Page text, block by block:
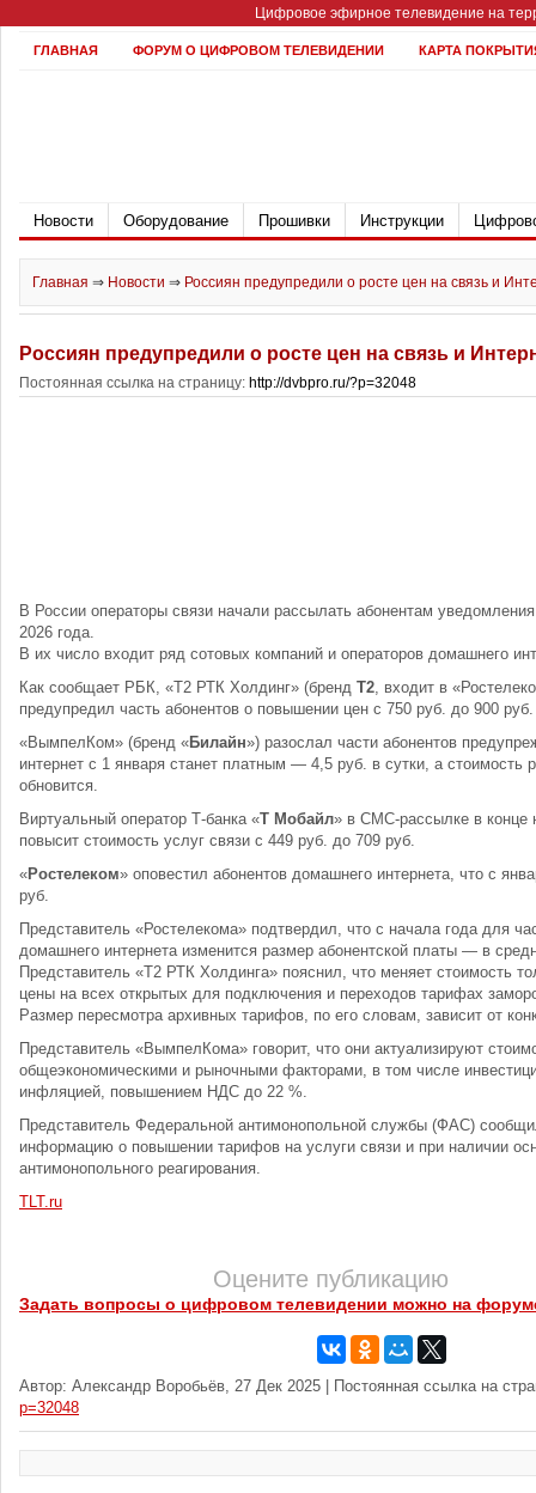
Цифровое эфирное телевидение на
ГЛАВНАЯ ФОРУМ О ЦИФРОВОМ ТЕЛЕВИДЕНИИ КАРТА
Новости Оборудование Прошивки Инструкции
Главная ⇒ Новости ⇒ Россиян предупредили о росте цен на связь и
Россиян предупредили о росте цен на связь и
Постоянная ссылка на страницу: http://dvbpro.ru/?p=32048
В России операторы связи начали рассылать абонентам
2026 года.
В их число входит ряд сотовых компаний и операторов домашнего
Как сообщает РБК, «Т2 РТК Холдинг» (бренд Т2, входит в
предупредил часть абонентов о повышении цен с 750 руб. до 900 руб.
«ВымпелКом» (бренд «Билайн») разослал части абонентов
интернет с 1 января станет платным — 4,5 руб. в сутки, а стоимость
обновится.
Виртуальный оператор Т-банка «Т Мобайл» в СМС-рассылке в конце
повысит стоимость услуг связи с 449 руб. до 709 руб.
«Ростелеком» оповестил абонентов домашнего интернета, что с
руб.
Представитель «Ростелекома» подтвердил, что с начала года для
домашнего интернета изменится размер абонентской платы — в
Представитель «Т2 РТК Холдинга» пояснил, что меняет стоимость
цены на всех открытых для подключения и переходов тарифах
Размер пересмотра архивных тарифов, по его словам, зависит от
Представитель «ВымпелКома» говорит, что они актуализируют
общеэкономическими и рыночными факторами, в том числе
инфляцией, повышением НДС до 22 %.
Представитель Федеральной антимонопольной службы (ФАС)
информацию о повышении тарифов на услуги связи и при наличии
антимонопольного реагирования.
TLT.ru
Оцените публикацию
Задать вопросы о цифровом телевидении можно на
Автор: Александр Воробьёв, 27 Дек 2025 | Постоянная ссылка на
p=32048